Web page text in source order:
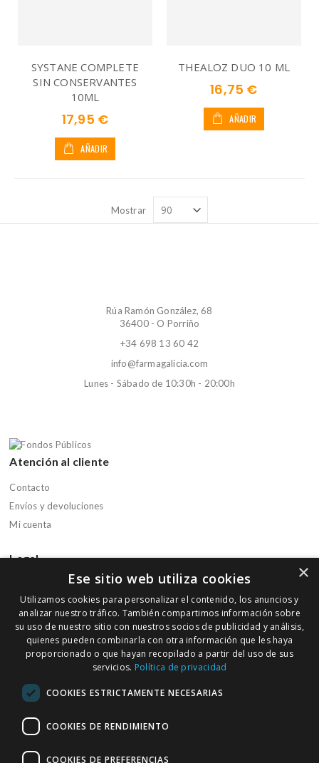
SYSTANE COMPLETE
SIN CONSERVANTES
10ML
17,95 €
AÑADIR
THEALOZ DUO 10 ML
16,75 €
AÑADIR
Mostrar
Rúa Ramón González, 68
36400 - O Porriño
+34 698 13 60 42
info@farmagalicia.com
Lunes - Sábado de 10:30h - 20:00h
Atención al cliente
Contacto
Envíos y devoluciones
Mi cuenta
Legal
Política de privacidad
Política de cookies
Condiciones de compra
Boletín informativo
Regístrate en nuestra Newsletter para recibir ofertas y promociones
de nuestra parafarmacia
×
Ese sitio web utiliza cookies
Utilizamos cookies para personalizar el contenido, los anuncios y
analizar nuestro tráfico. También compartimos información sobre
su uso de nuestro sitio con nuestros socios de publicidad y análisis,
quienes pueden combinarla con otra información que les haya
proporcionado o que hayan recopilado a partir del uso de sus
servicios. Política de privacidad
COOKIES ESTRICTAMENTE NECESARIAS
COOKIES DE RENDIMIENTO
COOKIES DE PREFERENCIAS